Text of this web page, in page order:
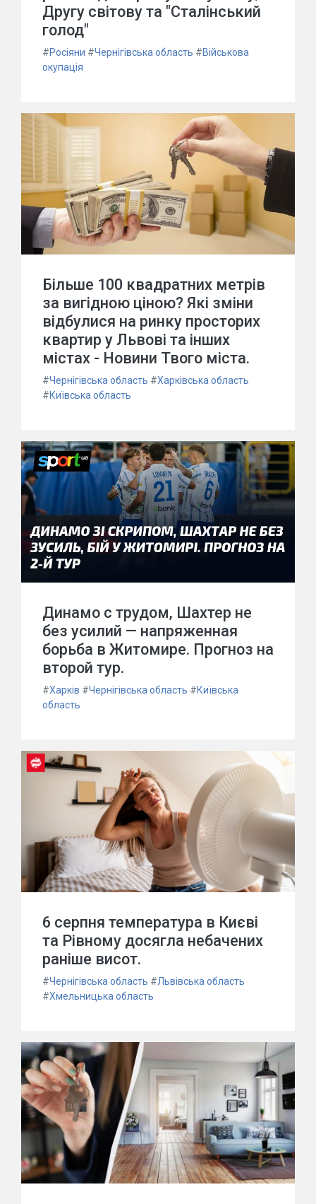
Другу світову та "Сталінський
голод"
#Росіяни #Чернігівська область #Військова
окупація
Більше 100 квадратних метрів
за вигідною ціною? Які зміни
відбулися на ринку просторих
квартир у Львові та інших
містах - Новини Твого міста.
#Чернігівська область #Харківська область
#Київська область
Динамо с трудом, Шахтер не
без усилий — напряженная
борьба в Житомире. Прогноз на
второй тур.
#Харків #Чернігівська область #Київська
область
6 серпня температура в Києві
та Рівному досягла небачених
раніше висот.
#Чернігівська область #Львівська область
#Хмельницька область